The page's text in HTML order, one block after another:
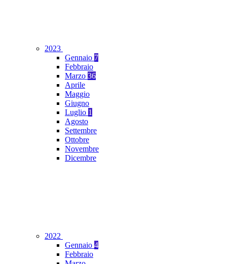
2023
Gennaio 7
Febbraio
Marzo 36
Aprile
Maggio
Giugno
Luglio 1
Agosto
Settembre
Ottobre
Novembre
Dicembre
2022
Gennaio 4
Febbraio